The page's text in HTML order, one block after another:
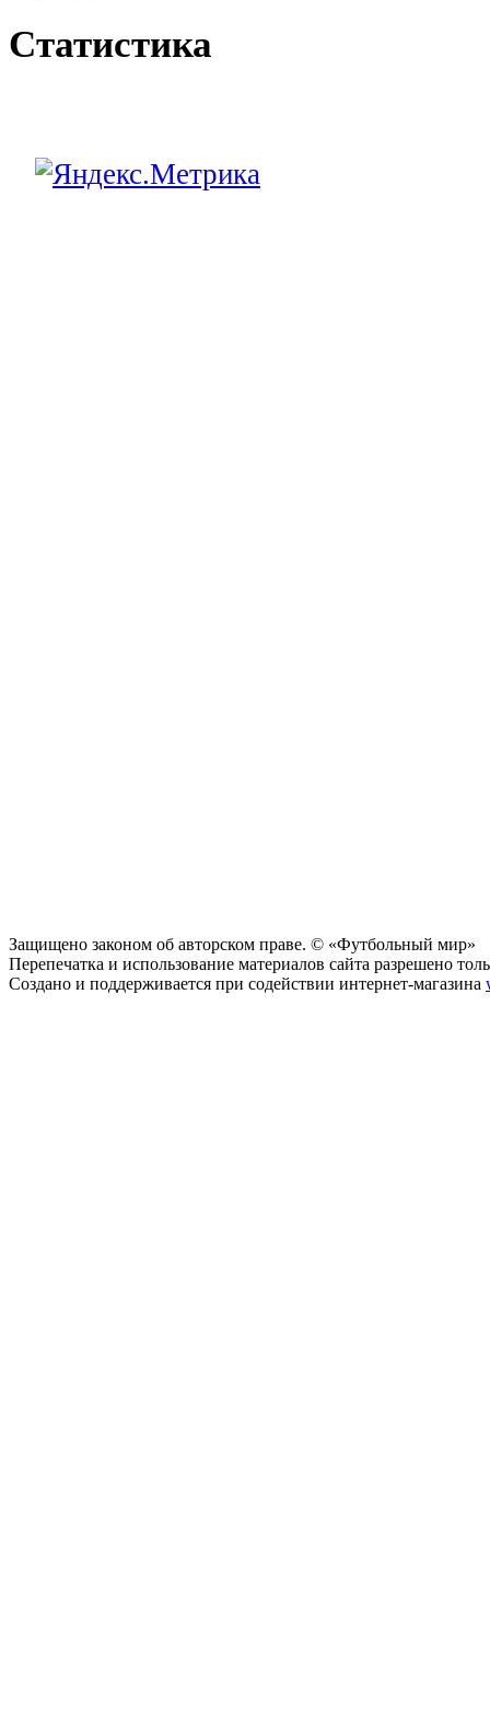
Статистика
Защищено законом об авторском праве. © «Футбольный мир»
Перепечатка и использование материалов сайта разрешено
Создано и поддерживается при содействии интернет-магазина